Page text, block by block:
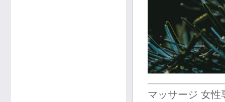
マッサージ 女